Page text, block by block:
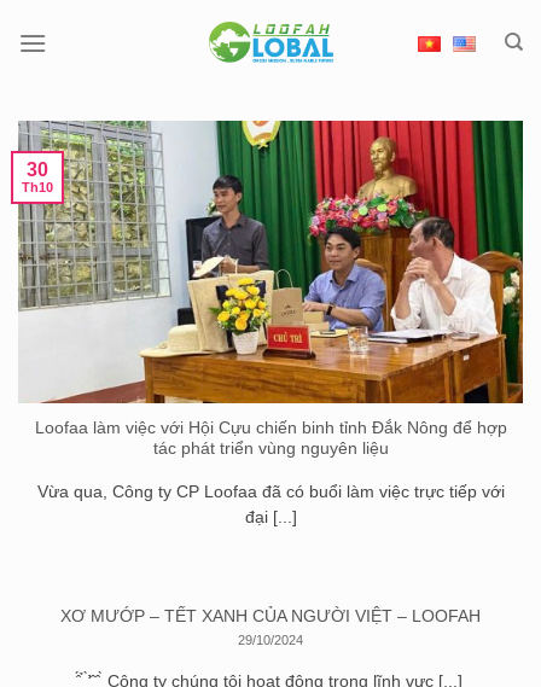
đến
Loofaa làm việc với Hội Cựu chiến binh tỉnh Đắk Nông để hợp
tác phát triển vùng nguyên liệu
Vừa qua, Công ty CP Loofaa đã có buổi làm việc trực tiếp với
đại [...]
30
Th10
XƠ MƯỚP – TẾT XANH CỦA NGƯỜI VIỆT – LOOFAH
29/10/2024
̂́ ̉ ̛̛̀ ̣̂ ̂ ̀ Công ty chúng tôi hoạt động trong lĩnh vực [...]